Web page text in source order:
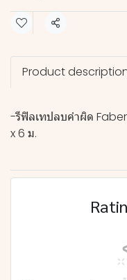
Share
Product
-รีฟิลเทปลบคำผิด
x 6 ม.